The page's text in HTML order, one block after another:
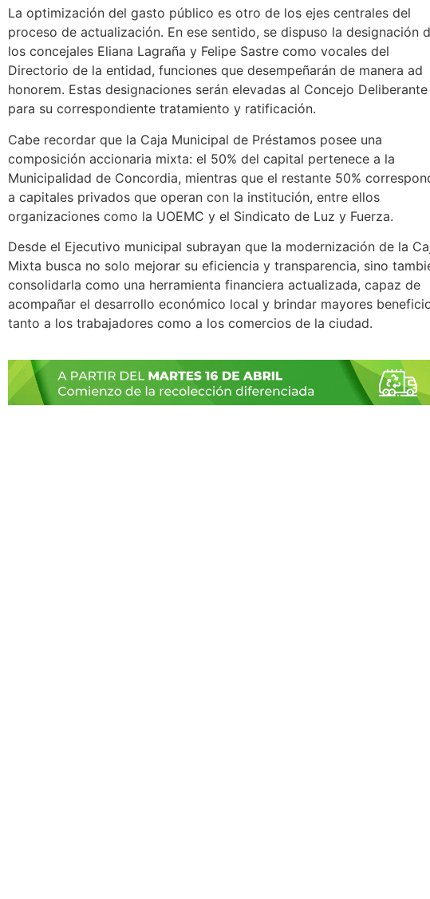
La optimización del gasto público es otro de los ejes centrales del
proceso de actualización. En ese sentido, se dispuso la designación
los concejales Eliana Lagraña y Felipe Sastre como vocales del
Directorio de la entidad, funciones que desempeñarán de manera ad
honorem. Estas designaciones serán elevadas al Concejo Deliberante
para su correspondiente tratamiento y ratificación.
Cabe recordar que la Caja Municipal de Préstamos posee una
composición accionaria mixta: el 50% del capital pertenece a la
Municipalidad de Concordia, mientras que el restante 50%
a capitales privados que operan con la institución, entre ellos
organizaciones como la UOEMC y el Sindicato de Luz y Fuerza.
Desde el Ejecutivo municipal subrayan que la modernización de la
Mixta busca no solo mejorar su eficiencia y transparencia, sino
consolidarla como una herramienta financiera actualizada, capaz de
acompañar el desarrollo económico local y brindar mayores
tanto a los trabajadores como a los comercios de la ciudad.